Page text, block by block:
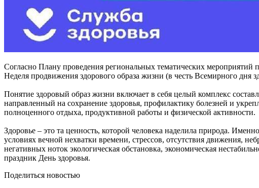
Согласно Плану проведения региональных тематических мероприятий
Неделя продвижения здорового образа жизни (в честь Всемирного дня
Понятие здоровый образ жизни включает в себя целый комплекс
направленный на сохранение здоровья, профилактику болезней и
полноценного отдыха, продуктивной работы и физической активности.
Здоровье – это та ценность, которой человека наделила природа.
условиях вечной нехватки времени, стрессов, отсутствия движения,
негативных ноток экологическая обстановка, экономическая
праздник День здоровья.
Поделиться новостью